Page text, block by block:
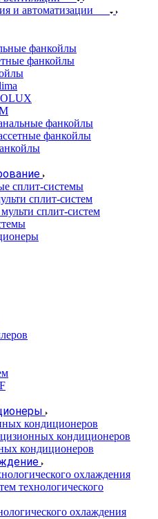
и автоматизации
фанкойлы
фанкойлы
фанкойлы
фанкойлы
сплит-системы
сплит-систем
сплит-систем
кондиционеров
кондиционеров
кондиционеров
охлаждения
технологического
охлаждения